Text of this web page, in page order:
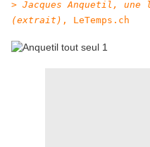
> Jacques Anquetil,
(extrait) , LeTemps.ch